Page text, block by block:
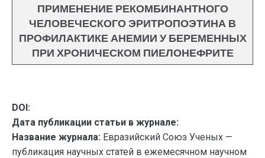
ПРИМЕНЕНИЕ РЕКОМБИНАНТНОГО
ЧЕЛОВЕЧЕСКОГО ЭРИТРОПОЭТИНА В
ПРОФИЛАКТИКЕ АНЕМИИ У БЕРЕМЕННЫХ
ПРИ ХРОНИЧЕСКОМ ПИЕЛОНЕФРИТЕ
DOI:
Дата публикации статьи в журнале:
Название журнала: Евразийский Союз Ученых —
публикация научных статей в ежемесячном научном